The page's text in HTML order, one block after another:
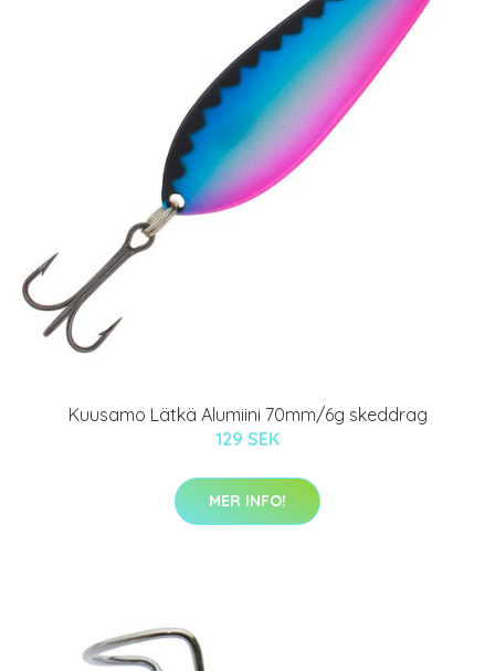
Kuusamo Lätkä Alumiini 70mm/6g skeddrag
129 SEK
MER INFO!